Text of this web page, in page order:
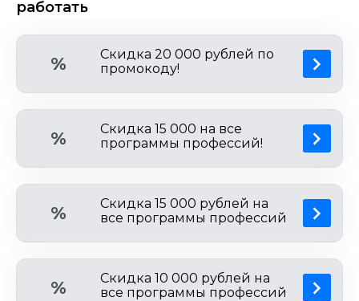
работать
%
Cкидка 20 000 рублей по
промокоду!
%
Скидка 15 000 на все
программы профессий!
%
Скидка 15 000 рублей на
все программы профессий
%
Скидка 10 000 рублей на
все программы профессий